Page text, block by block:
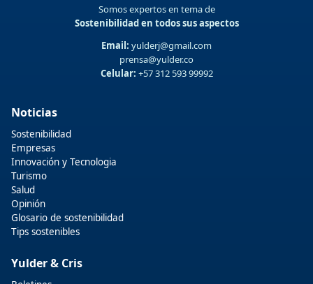
Somos expertos en tema de
Sostenibilidad en todos sus aspectos
Email: yulderj@gmail.com
prensa@yulder.co
Celular: +57 312 593 99992
Noticias
Sostenibilidad
Empresas
Innovación y Tecnologia
Turismo
Salud
Opinión
Glosario de sostenibilidad
Tips sostenibles
Yulder & Cris